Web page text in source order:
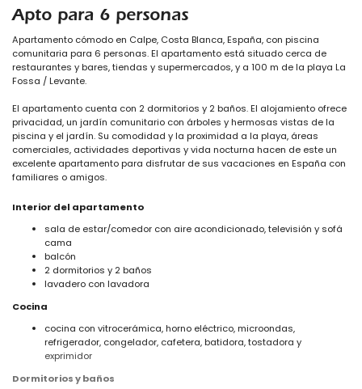
Apto para 6 personas
Apartamento cómodo en Calpe, Costa Blanca, España, con piscina
comunitaria para 6 personas. El apartamento está situado cerca de
restaurantes y bares, tiendas y supermercados, y a 100 m de la playa La
Fossa / Levante.
El apartamento cuenta con 2 dormitorios y 2 baños. El alojamiento ofrece
privacidad, un jardín comunitario con árboles y hermosas vistas de la
piscina y el jardín. Su comodidad y la proximidad a la playa, áreas
comerciales, actividades deportivas y vida nocturna hacen de este un
excelente apartamento para disfrutar de sus vacaciones en España con
familiares o amigos.
Interior del apartamento
sala de estar/comedor con aire acondicionado, televisión y sofá
cama
balcón
2 dormitorios y 2 baños
lavadero con lavadora
Cocina
cocina con vitrocerámica, horno eléctrico, microondas,
refrigerador, congelador, cafetera, batidora, tostadora y
exprimidor
Dormitorios y baños